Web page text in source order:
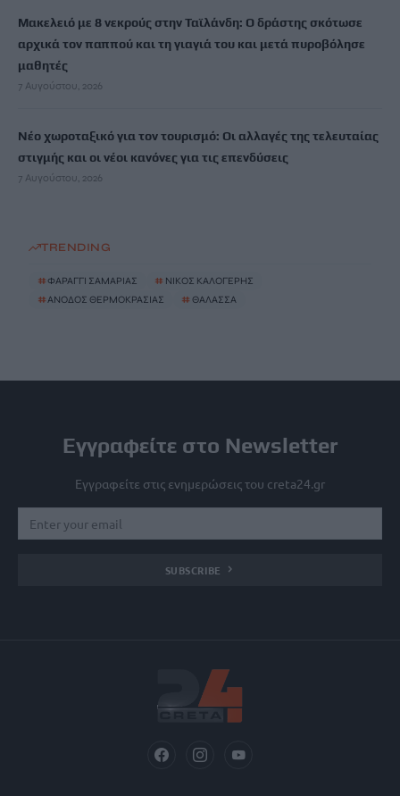
Μακελειό με 8 νεκρούς στην Ταϊλάνδη: Ο δράστης σκότωσε
αρχικά τον παππού και τη γιαγιά του και μετά πυροβόλησε
μαθητές
7 Αυγούστου, 2026
Νέο χωροταξικό για τον τουρισμό: Οι αλλαγές της τελευταίας
στιγμής και οι νέοι κανόνες για τις επενδύσεις
7 Αυγούστου, 2026
TRENDING
#ΦΑΡΑΓΓΙ ΣΑΜΑΡΙΑΣ # ΝΙΚΟΣ ΚΑΛΟΓΕΡΗΣ
#ΑΝΟΔΟΣ ΘΕΡΜΟΚΡΑΣΙΑΣ # ΘΑΛΑΣΣΑ
Εγγραφείτε στο Newsletter
Εγγραφείτε στις ενημερώσεις του creta24.gr
SUBSCRIBE